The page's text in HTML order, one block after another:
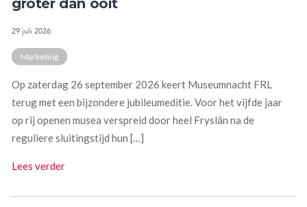
groter dan ooit
29 juli 2026
Marketing
Op zaterdag 26 september 2026 keert Museumnacht FRL
terug met een bijzondere jubileumeditie. Voor het vijfde jaar
op rij openen musea verspreid door heel Fryslân na de
reguliere sluitingstijd hun […]
Lees verder